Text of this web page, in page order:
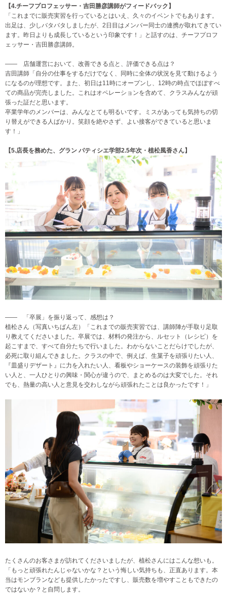
【4.チーフプロフェッサー・吉田勝彦講師がフィードバック】
「これまでに販売実習を行っているとはいえ、久々のイベントでもあります。
出足は、少しバタバタしましたが、2日目はメンバー同士の連携が取れてきてい
ます。昨日よりも成長しているという印象です！」と話すのは、チーフプロフ
ェッサー・吉田勝彦講師。
―― 店舗運営において、改善できる点と、評価できる点は？
吉田講師「自分の仕事をするだけでなく、同時に全体の状況を見て動けるよう
になるのが理想です。また、初日は11時にオープンし、12時の時点でほぼすべ
ての商品が完売しました。これはオペレーションを含めて、クラスみんなが頑
張った証だと思います。
卒業学年のメンバーは、みんなとても明るいです。ミスがあっても気持ちの切
り替えができる人ばかり。笑顔を絶やさず、よい接客ができていると思いま
す！」
【5.店長を務めた、グラン パティシエ学部2.5年次・植松風香さん】
―― 「卒展」を振り返って、感想は？
植松さん（写真いちばん左）「これまでの販売実習では、講師陣が手取り足取
り教えてくださいました。卒展では、材料の発注から、ルセット（レシピ）を
起こすまで、すべて自分たちで行いました。わからないことだらけでしたが、
必死に取り組んできました。クラスの中で、例えば、生菓子を頑張りたい人、
『皿盛りデザート』に力を入れたい人、看板やショーケースの装飾を頑張りた
い人と、一人ひとりの興味・関心が違うので、まとめるのは大変でした。それ
でも、熱量の高い人と意見を交わしながら頑張れたことは良かったです！」
たくさんのお客さまが訪れてくださいましたが、植松さんにはこんな想いも。
「もっと頑張れたんじゃないかな？という悔しい気持ちも、正直あります。本
当はモンブランなども提供したかったですし、販売数を増やすこともできたの
ではないか？と自問します。